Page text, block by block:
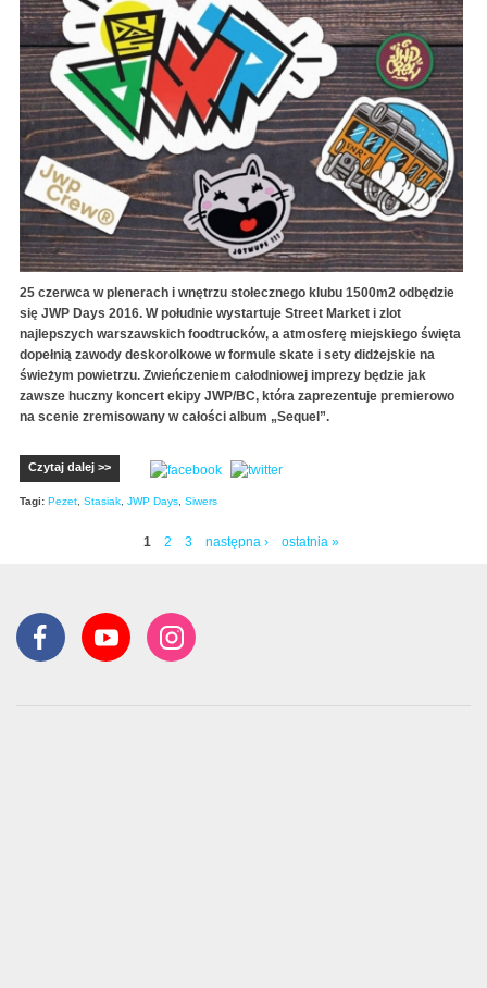
25 czerwca w plenerach i wnętrzu stołecznego klubu 1500m2 odbędzie
się JWP Days 2016. W południe wystartuje Street Market i zlot
najlepszych warszawskich foodtrucków, a atmosferę miejskiego święta
dopełnią zawody deskorolkowe w formule skate i sety didżejskie na
świeżym powietrzu. Zwieńczeniem całodniowej imprezy będzie jak
zawsze huczny koncert ekipy JWP/BC, która zaprezentuje premierowo
na scenie zremisowany w całości album „Sequel”.
Czytaj dalej >>
Tagi: Pezet, Stasiak, JWP Days, Siwers
1 2 3 następna › ostatnia »